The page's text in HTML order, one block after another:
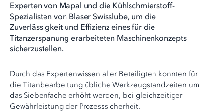
Experten von Mapal und die Kühlschmierstoff-
Spezialisten von Blaser Swisslube, um die
Zuverlässigkeit und Effizienz eines für die
Titanzerspanung erarbeiteten Maschinenkonzepts
sicherzustellen.
Durch das Expertenwissen aller Beteiligten konnten für
die Titanbearbeitung übliche Werkzeugstandzeiten um
das Siebenfache erhöht werden, bei gleichzeitiger
Gewährleistung der Prozesssicherheit.